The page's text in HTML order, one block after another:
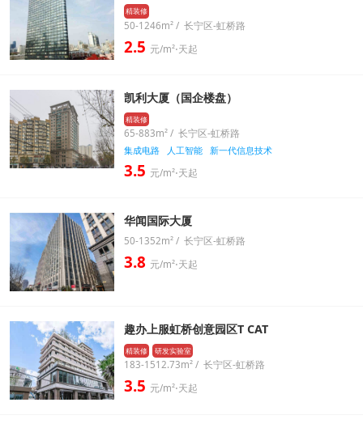
精装修
50-1246m² / 长宁区-虹桥路
2.5 元/m²⋅天起
凯利大厦（国企楼盘）
精装修
65-883m² / 长宁区-虹桥路
集成电路
人工智能 新一代信息技术
3.5 元/m²⋅天起
华闻国际大厦
50-1352m² / 长宁区-虹桥路
3.8 元/m²⋅天起
趣办上服虹桥创意园区T CAT
精装修 研发实验室
183-1512.73m² / 长宁区-虹桥路
3.5 元/m²⋅天起